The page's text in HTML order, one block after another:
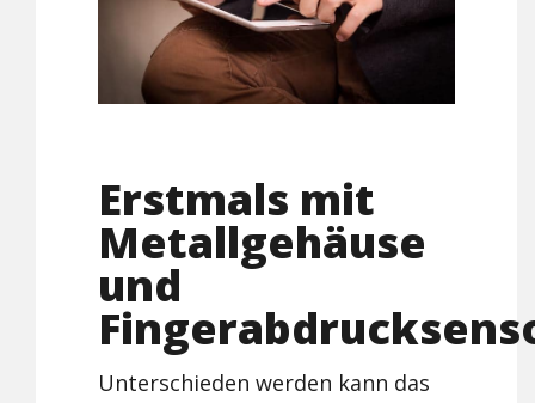
Erstmals mit
Metallgehäuse
und
Unterschieden werden kann das